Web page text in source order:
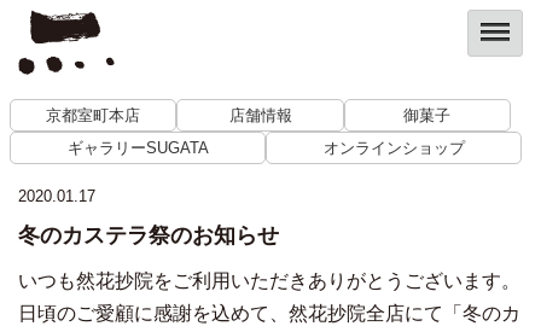
京都室町本店 店舗情報
御菓子
ギャラリーSUGATA
オンラインショップ
2020.01.17
冬のカステラ祭のお知らせ
いつも然花抄院をご利用いただきありがとうございます。
日頃のご愛顧に感謝を込めて、然花抄院全店にて「冬のカ